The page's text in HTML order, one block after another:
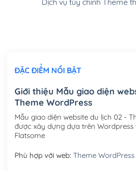
Cài đặt SMTP Mail cho site
Mua thêm Host + Tên miền
Tên miền quốc tế .com .net .org
Tên miền Việt Nam .vn (1 năm)
Hosting 2GB SSD (1 năm)
Hosting 5GB SSD (1 năm)
Dịch vụ tùy chỉnh Theme
ĐẶC ĐIỂM NỔI BẬT
Giới thiệu Mẫu giao diện
Theme WordPress
Mẫu giao diện website du lịch 02 -
được xây dựng dựa trên Wordpress
Flatsome
Phù hợp với web: Theme WordPress